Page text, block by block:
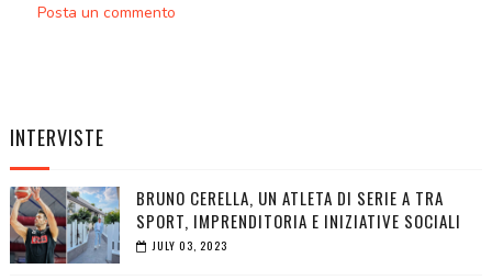
Posta un commento
INTERVISTE
BRUNO CERELLA, UN ATLETA DI SERIE A TRA
SPORT, IMPRENDITORIA E INIZIATIVE SOCIALI
JULY 03, 2023